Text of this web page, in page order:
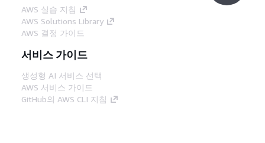
AWS 실습 지침
AWS Solutions Library
AWS 결정 가이드
서비스 가이드
생성형 AI 서비스 선택
AWS 서비스 가이드
GitHub의 AWS CLI 지침